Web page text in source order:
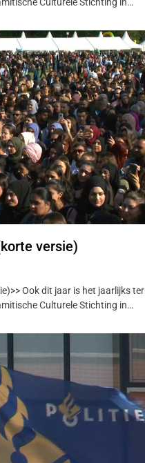
versie)
Ook dit jaar is het jaarlijks
Culturele Stichting in…